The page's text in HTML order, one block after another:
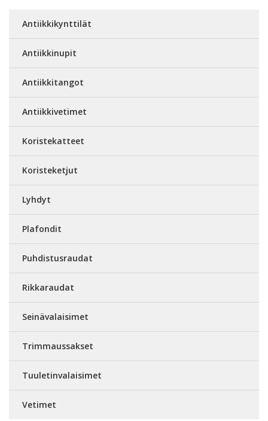
Antiikkikynttilät
Antiikkinupit
Antiikkitangot
Antiikkivetimet
Koristekatteet
Koristeketjut
Lyhdyt
Plafondit
Puhdistusraudat
Rikkaraudat
Seinävalaisimet
Trimmaussakset
Tuuletinvalaisimet
Vetimet